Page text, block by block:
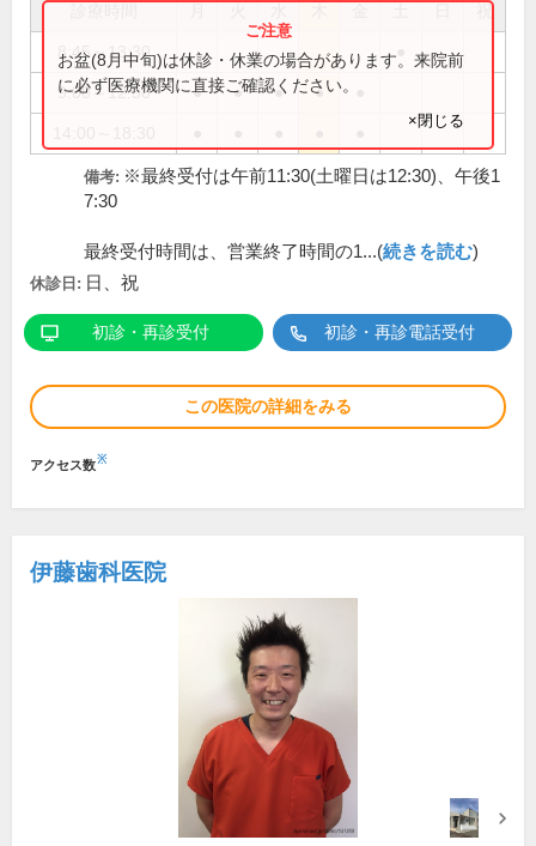
祝
8:45～13:30
9:00～12:30 ● ● ● ●
お盆(8月中旬)は休診・休業の場合があります。来院前
に必ず医療機関に直接ご確認ください。
×閉じる
備考: ※最終受付は午前11:30(土曜日は12:30)、午後1
7:30
最終受付時間は、営業終了時間の1...(続きを読む)
休診日: 日、祝
初診・再診受付 初診・再診電話受付
この医院の詳細をみる
アクセス数※
伊藤歯科医院